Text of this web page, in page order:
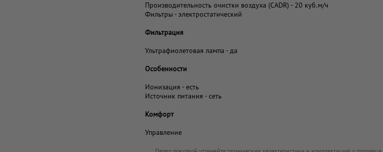
Производительность очистки воздуха (CADR) - 20 куб.м/ч
Фильтры - электростатический
Фильтрация
Ультрафиолетовая лампа - да
Особенности
Ионизация - есть
Источник питания - сеть
Комфорт
Управление